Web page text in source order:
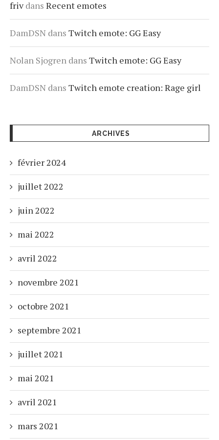
frivdans Recent emotes
DamDSN dans Twitch emote: GG Easy
Nolan Sjogren dans Twitch emote: GG Easy
DamDSN dans Twitch emote creation: Rage girl
ARCHIVES
février 2024
juillet 2022
juin 2022
mai 2022
avril 2022
novembre 2021
octobre 2021
septembre 2021
juillet 2021
mai 2021
avril 2021
mars 2021